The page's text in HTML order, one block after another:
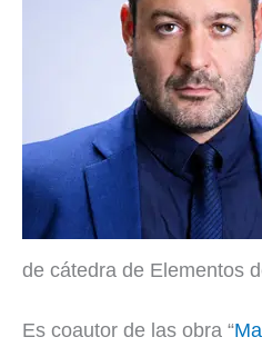
de cátedra de Elementos
Es coautor de las obra “